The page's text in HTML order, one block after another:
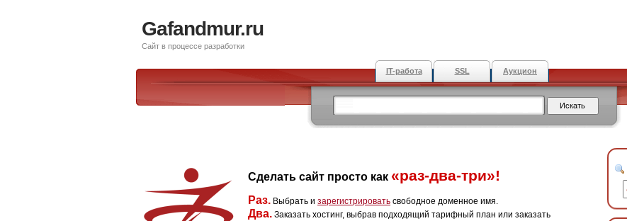
Gafandmur.ru
Сайт в процессе разработки
IT-работа SSL Аукцион
Сделать сайт просто как «раз-два-три»!
Раз. Выбрать и зарегистрировать свободное доменное имя.
Два. Заказать хостинг, выбрав подходящий тарифный план или заказать